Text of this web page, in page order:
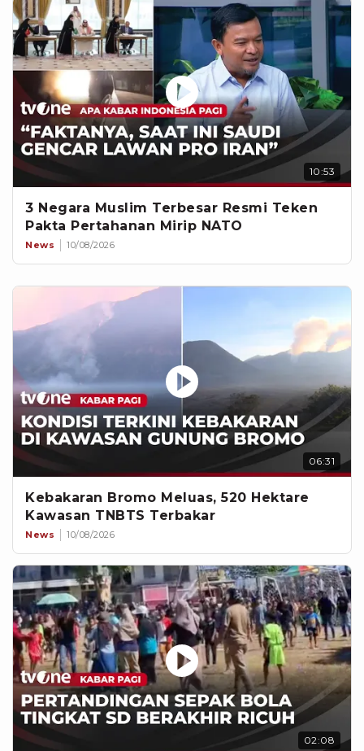
10:53
3 Negara Muslim Terbesar Resmi Teken
Pakta Pertahanan Mirip NATO
News 10/08/2026
06:31
Kebakaran Bromo Meluas, 520 Hektare
Kawasan TNBTS Terbakar
News 10/08/2026
02:08